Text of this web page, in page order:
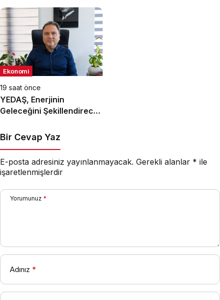
Ekonomi
19 saat önce
YEDAŞ, Enerjinin
Geleceğini Şekillendirecek
Bir Cevap Yaz
E-posta adresiniz yayınlanmayacak. Gerekli alanlar * ile
işaretlenmişlerdir
Yorumunuz *
Adınız *